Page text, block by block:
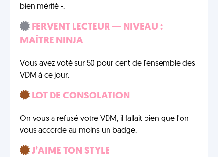
bien mérité -.
FERVENT LECTEUR — NIVEAU :
MAÎTRE NINJA
Vous avez voté sur 50 pour cent de l'ensemble des
VDM à ce jour.
LOT DE CONSOLATION
On vous a refusé votre VDM, il fallait bien que l'on
vous accorde au moins un badge.
J’AIME TON STYLE